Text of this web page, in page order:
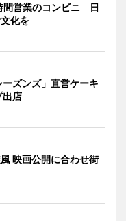
間営業のコンビニ 日
化を
ズンズ」直営ケーキ
出店
映画公開に合わせ街